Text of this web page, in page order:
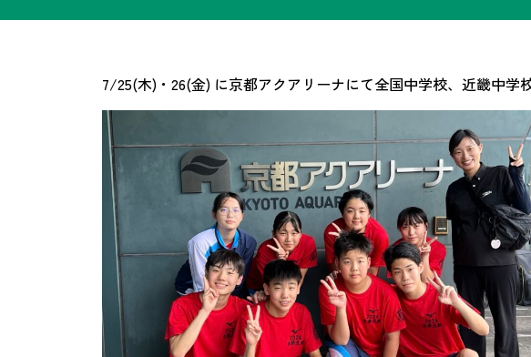
7/25(木)・26(金) に京都アクアリーナにて全国中学校、近畿中学